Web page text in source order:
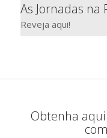
As Jornadas na
Reveja aqui!
Obtenha